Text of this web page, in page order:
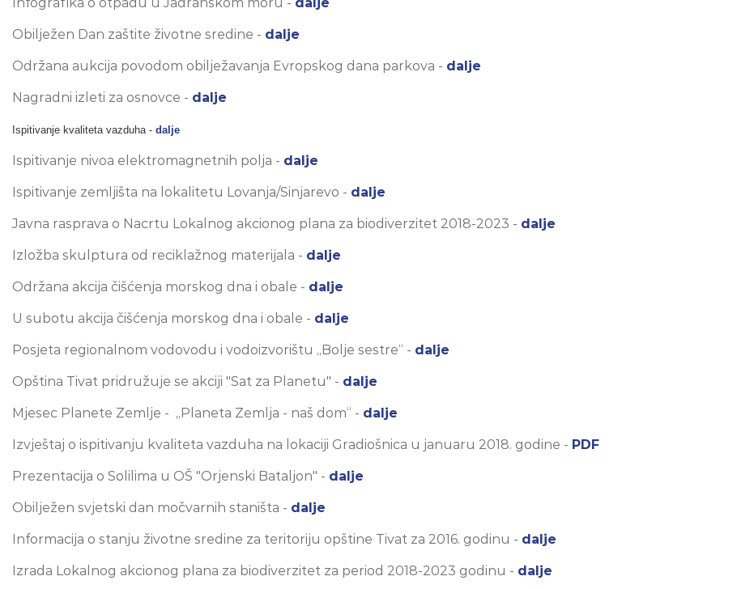
Obilježen Dan zaštite životne sredine - dalje
Održana aukcija povodom obilježavanja Evropskog dana parkova - dalje
Nagradni izleti za osnovce - dalje
Ispitivanje kvaliteta vazduha - dalje
Ispitivanje nivoa elektromagnetnih polja - dalje
Ispitivanje zemljišta na lokalitetu Lovanja/Sinjarevo - dalje
Javna rasprava o Nacrtu Lokalnog akcionog plana za biodiverzitet 2018-2023 - dalje
Izložba skulptura od reciklažnog materijala - dalje
Održana akcija čišćenja morskog dna i obale - dalje
U subotu akcija čišćenja morskog dna i obale - dalje
Posjeta regionalnom vodovodu i vodoizvorištu „Bolje sestre“ - dalje
Opština Tivat pridružuje se akciji "Sat za Planetu" - dalje
Mjesec Planete Zemlje - „Planeta Zemlja - naš dom“ - dalje
Izvještaj o ispitivanju kvaliteta vazduha na lokaciji Gradiošnica u januaru 2018. godine - PDF
Prezentacija o Solilima u OŠ "Orjenski Bataljon" - dalje
Obilježen svjetski dan močvarnih staništa - dalje
Informacija o stanju životne sredine za teritoriju opštine Tivat za 2016. godinu - dalje
Izrada Lokalnog akcionog plana za biodiverzitet za period 2018-2023 godinu - dalje